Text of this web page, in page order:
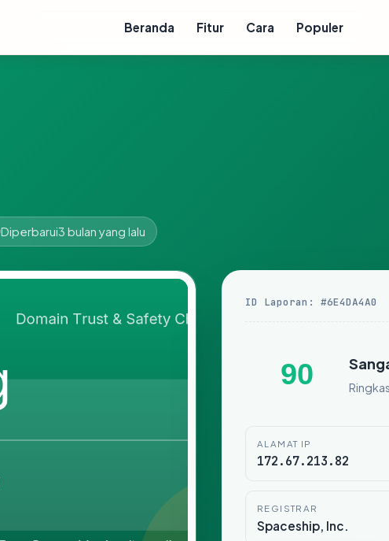
Beranda Fitur Cara Populer
Diperbarui3 bulan yang lalu
ID Laporan: #6E4DA4A0
90
ALAMAT IP
172.67.213.82
REGISTRAR
Spaceship, Inc.